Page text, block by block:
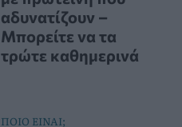
αδυνατίζουν –
Μπορείτε να τα
τρώτε καθημερινά
ΠΟΙΟ ΕΙΝΑΙ;